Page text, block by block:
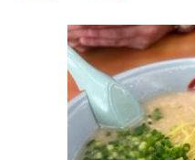
c
e
b
o
e